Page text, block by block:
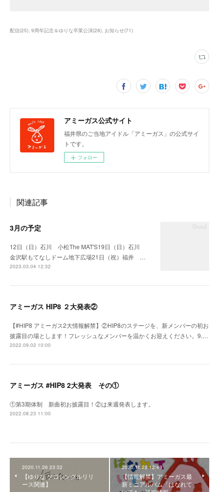
配信(25) 9周年記念＆ゆりな卒業公演(28) お知らせ(71)
アミーガス公式サイト
福井県のご当地アイドル「アミーガス」の公式サイ
トです。
フォロー
関連記事
3月の予定
12日（日）石川 小松The MAT'S19日（日）石川
金沢駅もてなしドーム地下広場21日（祝）福井 …
2023.03.04 12:32
アミーガス HIP8 ２大発表②
【#HIP8 アミーガス2大情報解禁】②HIP8のステージを、新メンバーの初お
披露目の場とします！フレッシュなメンバーを温かくお迎えください。9.…
2022.09.02 10:00
アミーガス #HIP8 2大発表 その①
①第3期体制 新曲初お披露目！②は来週発表します。
2022.08.23 11:00
2020.11.26 23:32
【ゆりな ソロシングルリリ
ース関連】
2020.11.22 12:49
【情報解禁】アミーガス最
新ミニアルバム「はなれて